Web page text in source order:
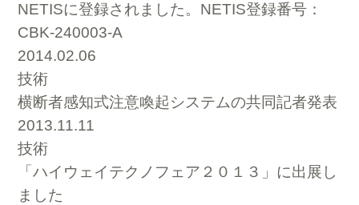
NETISに登録されました。NETIS登録番号：
CBK-240003-A
2014.02.06
技術
横断者感知式注意喚起システムの共同記者発表
2013.11.11
技術
「ハイウェイテクノフェア２０１３」に出展し
ました